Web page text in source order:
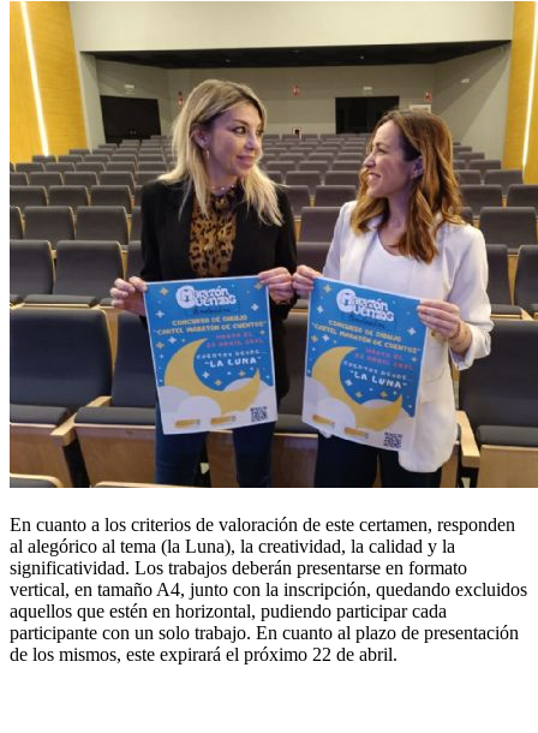
En cuanto a los criterios de valoración de este certamen, responden
al alegórico al tema (la Luna), la creatividad, la calidad y la
significatividad. Los trabajos deberán presentarse en formato
vertical, en tamaño A4, junto con la inscripción, quedando excluidos
aquellos que estén en horizontal, pudiendo participar cada
participante con un solo trabajo. En cuanto al plazo de presentación
de los mismos, este expirará el próximo 22 de abril.